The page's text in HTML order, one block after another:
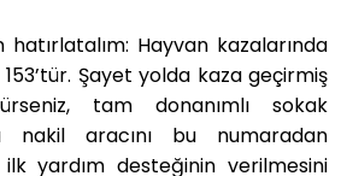
Hayvan kazalarında
Şayet yolda kaza geçirmiş
tam donanımlı sokak
nakil aracını bu numaradan
yardım desteğinin verilmesini